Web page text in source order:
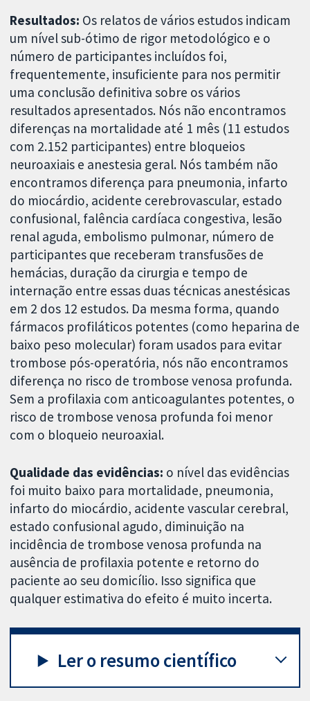
Resultados: Os relatos de vários estudos indicam
um nível sub-ótimo de rigor metodológico e o
número de participantes incluídos foi,
frequentemente, insuficiente para nos permitir
uma conclusão definitiva sobre os vários
resultados apresentados. Nós não encontramos
diferenças na mortalidade até 1 mês (11 estudos
com 2.152 participantes) entre bloqueios
neuroaxiais e anestesia geral. Nós também não
encontramos diferença para pneumonia, infarto
do miocárdio, acidente cerebrovascular, estado
confusional, falência cardíaca congestiva, lesão
renal aguda, embolismo pulmonar, número de
participantes que receberam transfusões de
hemácias, duração da cirurgia e tempo de
internação entre essas duas técnicas anestésicas
em 2 dos 12 estudos. Da mesma forma, quando
fármacos profiláticos potentes (como heparina de
baixo peso molecular) foram usados para evitar
trombose pós-operatória, nós não encontramos
diferença no risco de trombose venosa profunda.
Sem a profilaxia com anticoagulantes potentes, o
risco de trombose venosa profunda foi menor
com o bloqueio neuroaxial.
Qualidade das evidências: o nível das evidências
foi muito baixo para mortalidade, pneumonia,
infarto do miocárdio, acidente vascular cerebral,
estado confusional agudo, diminuição na
incidência de trombose venosa profunda na
ausência de profilaxia potente e retorno do
paciente ao seu domicílio. Isso significa que
qualquer estimativa do efeito é muito incerta.
Ler o resumo científico